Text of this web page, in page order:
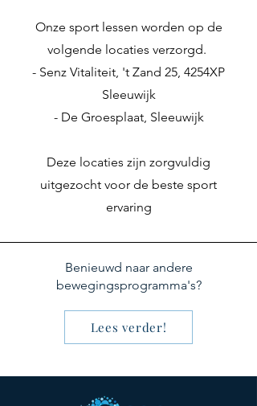
Onze sport lessen worden op de
volgende locaties verzorgd.
- Senz Vitaliteit, 't Zand 25, 4254XP
Sleeuwijk
- De Groesplaat, Sleeuwijk
Deze locaties zijn zorgvuldig
uitgezocht voor de beste sport
ervaring
Benieuwd naar andere
bewegingsprogramma's?
Lees verder!